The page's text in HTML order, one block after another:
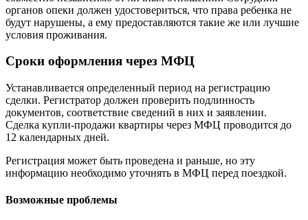
органов опеки должен удостовериться, что права ребенка не
будут нарушены, а ему предоставляются такие же или лучшие
условия проживания.
Сроки оформления через МФЦ
Устанавливается определенный период на регистрацию
сделки. Регистратор должен проверить подлинность
документов, соответствие сведений в них и заявлении.
Сделка купли-продажи квартиры через МФЦ проводится до
12 календарных дней.
Регистрация может быть проведена и раньше, но эту
информацию необходимо уточнять в МФЦ перед поездкой.
Возможные проблемы